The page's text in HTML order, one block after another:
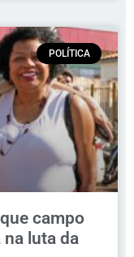
POLÍTICA
campo
luta da